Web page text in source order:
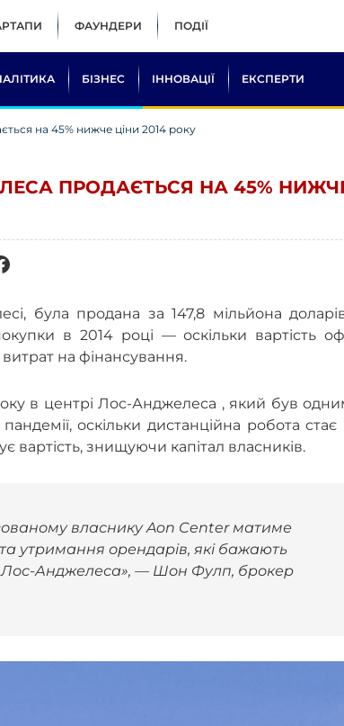
ФАУНДЕРИ ПОДІЇ
БІЗНЕС ІННОВАЦІЇ ЕКСПЕРТИ
на 45% нижче ціни 2014 року
ПРОДАЄТЬСЯ НА 45%
була продана за 147,8 мільйона
в 2014 році — оскільки вартість
витрат на фінансування.
в центрі Лос-Анджелеса , який був
оскільки дистанційна робота стає
вартість, знищуючи капітал власників.
власнику Aon Center матиме
утримання орендарів, які бажають
Лос-Анджелеса», — Шон Фулп, брокер